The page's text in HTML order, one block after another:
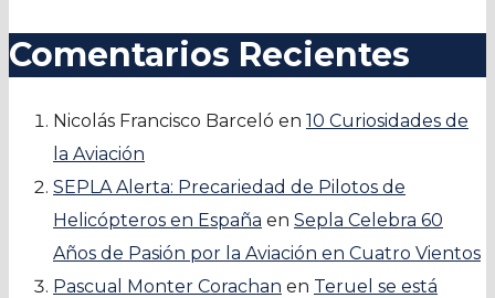
Comentarios Recientes
Nicolás Francisco Barceló en 10 Curiosidades de
la Aviación
SEPLA Alerta: Precariedad de Pilotos de
Helicópteros en España en Sepla Celebra 60
Años de Pasión por la Aviación en Cuatro Vientos
Pascual Monter Corachan en Teruel se está